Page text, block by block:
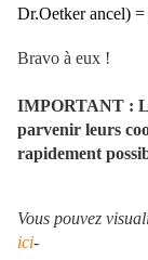
Dr.Oetker ancel) =
Bravo à eux !
IMPORTANT :
parvenir leurs
rapidement
Vous pouvez
ici-